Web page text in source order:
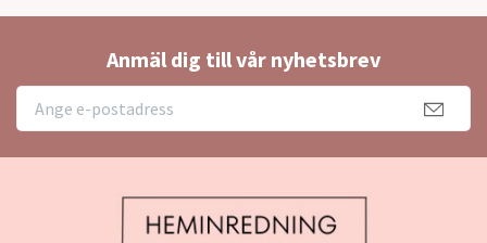
Anmäl dig till vår nyhetsbrev